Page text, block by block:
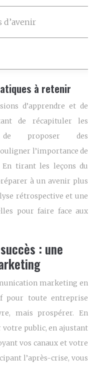
d’avenir
à retenir
d’apprendre et de
de récapituler les
de proposer des
l’importance de
tirant les leçons du
à un avenir plus
rétrospective et une
pour faire face aux
: une
marketing en
pour toute entreprise
mais prospérer. En
votre public, en ajustant
vos canaux et votre
l’après-crise, vous